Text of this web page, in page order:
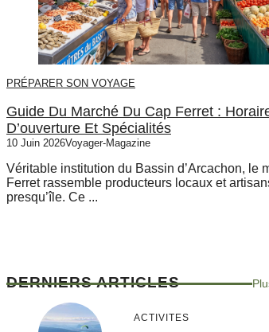
PRÉPARER SON VOYAGE
Guide Du Marché Du Cap Ferret :
D’ouverture Et Spécialités
10 Juin 2026Voyager-Magazine
Véritable institution du Bassin d’Arcachon, le
Ferret rassemble producteurs locaux et
presqu’île. Ce ...
DERNIERS ARTICLES
ACTIVITES